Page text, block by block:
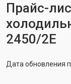
Прайс-
2450/2E
Дата обновления